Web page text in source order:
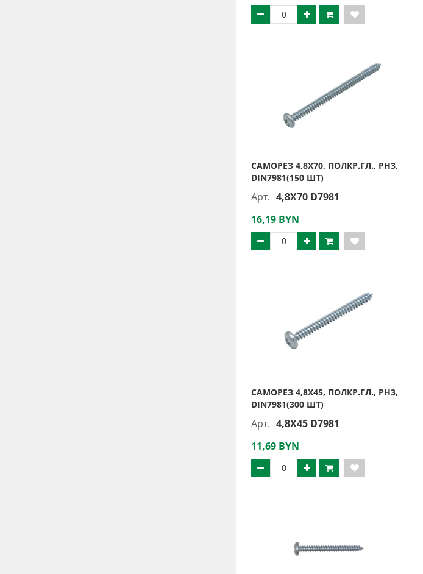
САМОРЕЗ 4,8Х70, ПОЛКР.ГЛ., PH3,
DIN7981(150 ШТ)
Арт. 4,8X70 D7981
16,19 BYN
САМОРЕЗ 4,8Х45, ПОЛКР.ГЛ., PH3,
DIN7981(300 ШТ)
Арт. 4,8X45 D7981
11,69 BYN